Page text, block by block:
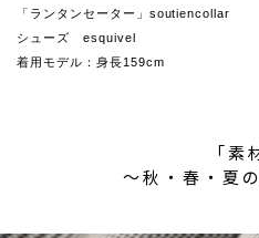
「ランタンセーター」soutiencollar
シューズ esquivel
着用モデル：身長159cm
「素
〜秋・春・夏